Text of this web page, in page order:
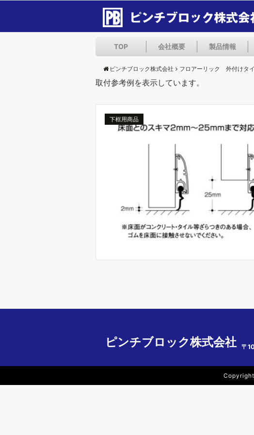
TOP 会社概要 製品情報
ピンチブロック株式会社 フロアーリック 外付けタ
取付参考例を表示しています。
下框用商品
ピンチブロック株式会社 〒